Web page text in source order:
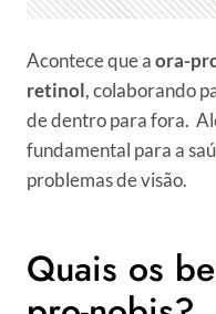
Acontece que aora-
retinol, colaborando
de dentro para fora.
fundamental para a
problemas de visão.
Quais os